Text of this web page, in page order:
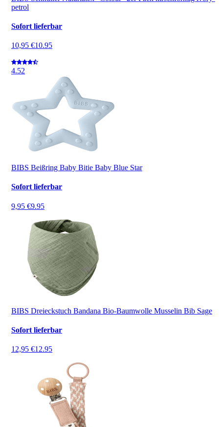
petrol
Sofort lieferbar
10,95 €10.95
4.52
BIBS Beißring Baby Bitie Baby Blue Star
Sofort lieferbar
9,95 €9.95
BIBS Dreieckstuch Bandana Bio-Baumwolle Musselin Bib Sage
Sofort lieferbar
12,95 €12.95